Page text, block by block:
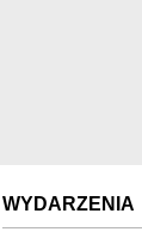
WYDARZENIA